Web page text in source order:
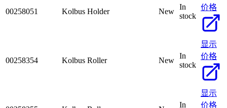
00258051 Kolbus Holder New
In
stock
价格
00258354 Kolbus Roller New
In
stock
显示
价格
In
显示
价格